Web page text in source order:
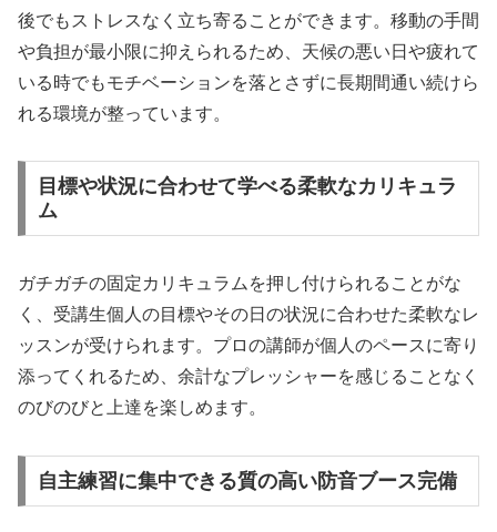
後でもストレスなく立ち寄ることができます。移動の手間
や負担が最小限に抑えられるため、天候の悪い日や疲れて
いる時でもモチベーションを落とさずに長期間通い続けら
れる環境が整っています。
目標や状況に合わせて学べる柔軟なカリキュラ
ム
ガチガチの固定カリキュラムを押し付けられることがな
く、受講生個人の目標やその日の状況に合わせた柔軟なレ
ッスンが受けられます。プロの講師が個人のペースに寄り
添ってくれるため、余計なプレッシャーを感じることなく
のびのびと上達を楽しめます。
自主練習に集中できる質の高い防音ブース完備